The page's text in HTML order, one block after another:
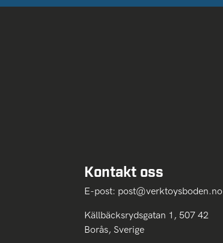
Kontakt oss
E-post: post@verktoysboden.no
Källbäcksrydsgatan 1, 507 42
Borås, Sverige